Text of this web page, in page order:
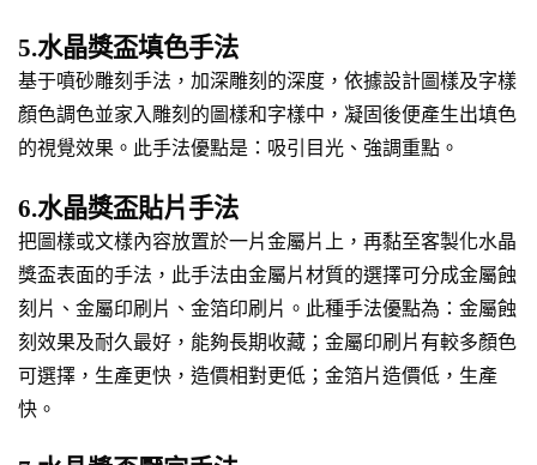
5.水晶獎盃填色手法
基于噴砂雕刻手法，加深雕刻的深度，依據設計圖樣及字樣
顏色調色並家入雕刻的圖樣和字樣中，凝固後便產生出填色
的視覺效果。此手法優點是：吸引目光、強調重點。
6.水晶獎盃貼片手法
把圖樣或文樣內容放置於一片金屬片上，再黏至客製化水晶
獎盃表面的手法，此手法由金屬片材質的選擇可分成金屬蝕
刻片、金屬印刷片、金箔印刷片。此種手法優點為：金屬蝕
刻效果及耐久最好，能夠長期收藏；金屬印刷片有較多顏色
可選擇，生產更快，造價相對更低；金箔片造價低，生產
快。